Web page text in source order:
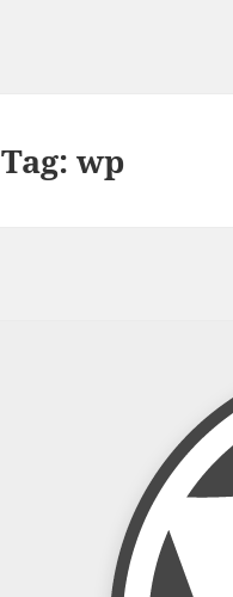
Tag:wp